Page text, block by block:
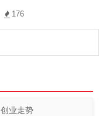
176
创业走势